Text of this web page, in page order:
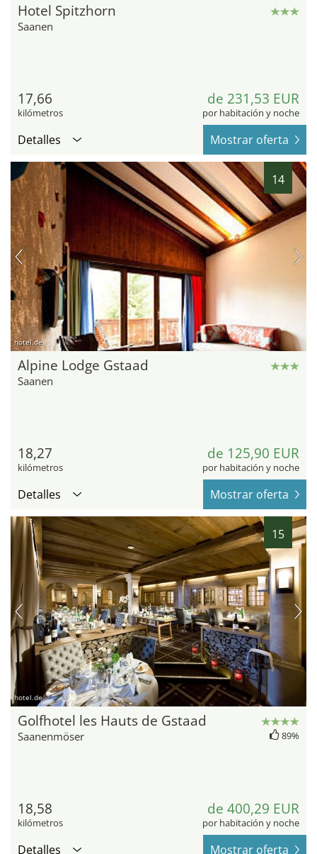
Hotel Spitzhorn
Saanen
17,66
kilómetros
de 231,53 EUR
por habitación y noche
Detalles Mostrar oferta
14
hotel.de
Alpine Lodge Gstaad
Saanen
18,27
kilómetros
de 125,90 EUR
por habitación y noche
Detalles Mostrar oferta
15
hotel.de
Golfhotel les Hauts de Gstaad
Saanenmöser 89%
18,58
kilómetros
de 400,29 EUR
por habitación y noche
Detalles Mostrar oferta